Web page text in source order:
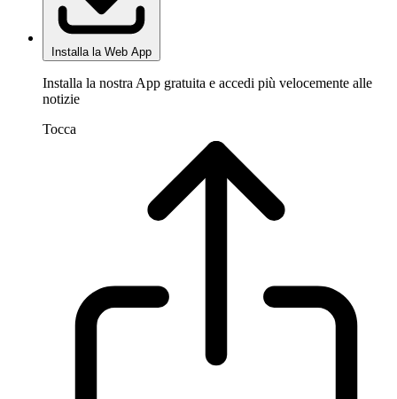
Installa la Web App
Installa la nostra App gratuita e accedi più velocemente alle
notizie
Tocca